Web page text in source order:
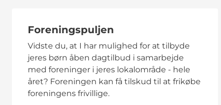
Foreningspuljen
Vidste du, at I har mulighed for at tilbyde
jeres børn åben dagtilbud i samarbejde
med foreninger i jeres lokalområde - hele
året? Foreningen kan få tilskud til at frikøbe
foreningens frivillige.